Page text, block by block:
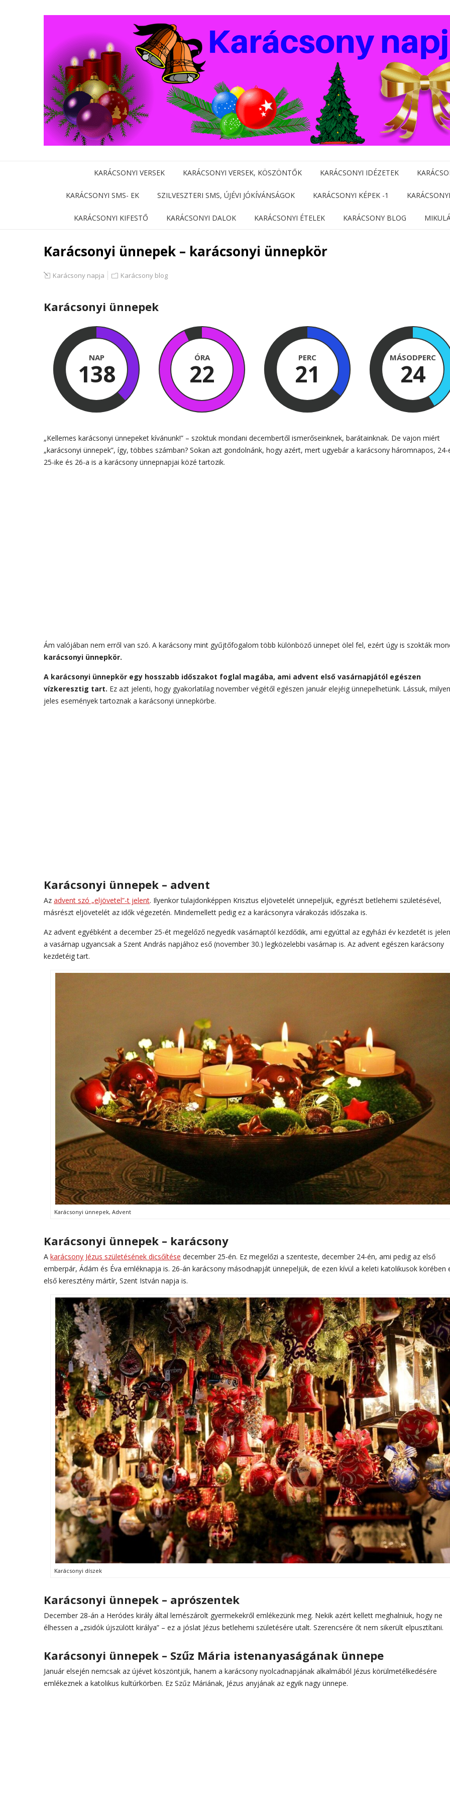
KARÁCSONYI VERSEK KARÁCSONYI VERSEK, KÖSZÖNTŐK KARÁCSONYI IDÉZETEK
KARÁCSONYI SMS- EK SZILVESZTERI SMS, ÚJÉVI JÓKÍVÁNSÁGOK KARÁCSONYI KÉPEK -1
KARÁCSONYI KIFESTŐ KARÁCSONYI DALOK KARÁCSONYI ÉTELEK KARÁCSONY BLOG
Karácsonyi ünnepek – karácsonyi ünnepkör
Karácsony napja Karácsony blog
Karácsonyi ünnepek
NAP
138
ÓRA
22
PERC
21
MÁSODPERC
22
„Kellemes karácsonyi ünnepeket kívánunk!” – szoktuk mondani decembertől ismerőseinknek, barátainknak. De vajon miért
„karácsonyi ünnepek”, így, többes számban? Sokan azt gondolnánk, hogy azért, mert ugyebár a karácsony háromnapos, 24-
25-ike és 26-a is a karácsony ünnepnapjai közé tartozik.
Ám valójában nem erről van szó. A karácsony mint gyűjtőfogalom több különböző ünnepet ölel fel, ezért úgy is szokták
karácsonyi ünnepkör.
A karácsonyi ünnepkör egy hosszabb időszakot foglal magába, ami advent első vasárnapjától egészen
vízkeresztig tart. Ez azt jelenti, hogy gyakorlatilag november végétől egészen január elejéig ünnepelhetünk. Lássuk, milyen
jeles események tartoznak a karácsonyi ünnepkörbe.
Karácsonyi ünnepek – advent
Az advent szó „eljövetel”-t jelent. Ilyenkor tulajdonképpen Krisztus eljövetelét ünnepeljük, egyrészt betlehemi születésével,
másrészt eljövetelét az idők végezetén. Mindemellett pedig ez a karácsonyra várakozás időszaka is.
Az advent egyébként a december 25-ét megelőző negyedik vasárnaptól kezdődik, ami egyúttal az egyházi év kezdetét is
a vasárnap ugyancsak a Szent András napjához eső (november 30.) legközelebbi vasárnap is. Az advent egészen karácsony
kezdetéig tart.
Karácsonyi ünnepek, Advent
Karácsonyi ünnepek – karácsony
A karácsony Jézus születésének dicsőítése december 25-én. Ez megelőzi a szenteste, december 24-én, ami pedig az első
emberpár, Ádám és Éva emléknapja is. 26-án karácsony másodnapját ünnepeljük, de ezen kívül a keleti katolikusok körében
első keresztény mártír, Szent István napja is.
Karácsonyi díszek
Karácsonyi ünnepek – aprószentek
December 28-án a Heródes király által lemészárolt gyermekekről emlékezünk meg. Nekik azért kellett meghalniuk, hogy ne
élhessen a „zsidók újszülött királya” – ez a jóslat Jézus betlehemi születésére utalt. Szerencsére őt nem sikerült elpusztítani.
Karácsonyi ünnepek – Szűz Mária istenanyaságának ünnepe
Január elsején nemcsak az újévet köszöntjük, hanem a karácsony nyolcadnapjának alkalmából Jézus körülmetélkedésére
emlékeznek a katolikus kultúrkörben. Ez Szűz Máriának, Jézus anyjának az egyik nagy ünnepe.